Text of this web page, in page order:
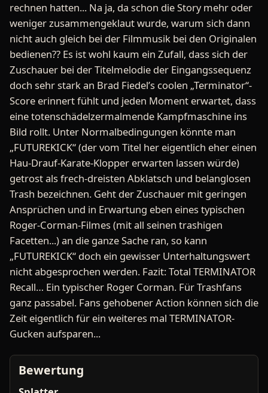
rechnen hatten... Na ja, da schon die Story mehr oder
weniger zusammengeklaut wurde, warum sich dann
nicht auch gleich bei der Filmmusik bei den Originalen
bedienen?? Es ist wohl kaum ein Zufall, dass sich der
Zuschauer bei der Titelmelodie der Eingangssequenz
doch sehr stark an Brad Fiedel’s coolen „Terminator“-
Score erinnert fühlt und jeden Moment erwartet, dass
eine totenschädelzermalmende Kampfmaschine ins
Bild rollt. Unter Normalbedingungen könnte man
„FUTUREKICK“ (der vom Titel her eigentlich eher einen
Hau-Drauf-Karate-Klopper erwarten lassen würde)
getrost als frech-dreisten Abklatsch und belanglosen
Trash bezeichnen. Geht der Zuschauer mit geringen
Ansprüchen und in Erwartung eben eines typischen
Roger-Corman-Filmes (mit all seinen trashigen
Facetten...) an die ganze Sache ran, so kann
„FUTUREKICK“ doch ein gewisser Unterhaltungswert
nicht abgesprochen werden. Fazit: Total TERMINATOR
Recall… Ein typischer Roger Corman. Für Trashfans
ganz passabel. Fans gehobener Action können sich die
Zeit eigentlich für ein weiteres mal TERMINATOR-
Gucken aufsparen...
Bewertung